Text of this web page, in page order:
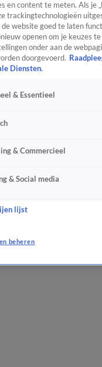
PanelContact
en content te meten. Als je
trackingtechnologieën
de website goed te laten
openen om je keuzes
onder aan de
doorgevoerd.
Diensten.
& Essentieel
& Commercieel
& Social media
lijst
beheren